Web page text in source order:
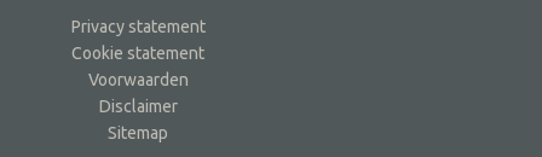
Privacy statement
Cookie statement
Voorwaarden
Disclaimer
Sitemap